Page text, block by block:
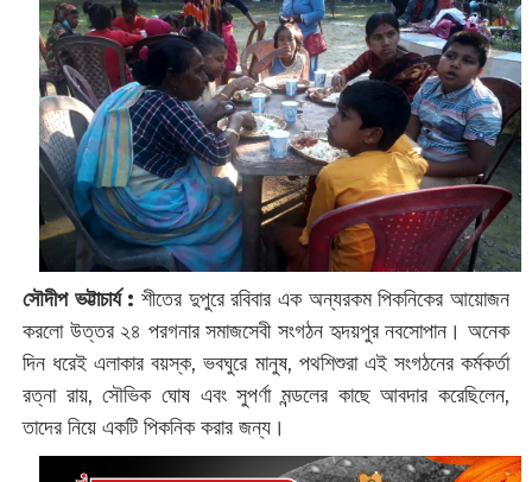
সৌদীপ ভট্টাচার্য : শীতের দুপুরে রবিবার এক অন্যরকম পিকনিকের আয়োজন
‌করলো উত্তর ২৪ পরগনার সমাজসেবী সংগঠন হৃদয়পুর নবসোপান। অনেক
দিন ধরেই এলাকার বয়স্ক, ভবঘুরে মানুষ, পথশিশুরা এই সংগঠনের কর্মকর্তা
রত্না রায়, সৌভিক ঘোষ এবং সুপর্ণা মন্ডলের কাছে আবদার করেছিলেন,
তাদের নিয়ে একটি পিকনিক করার জন্য।